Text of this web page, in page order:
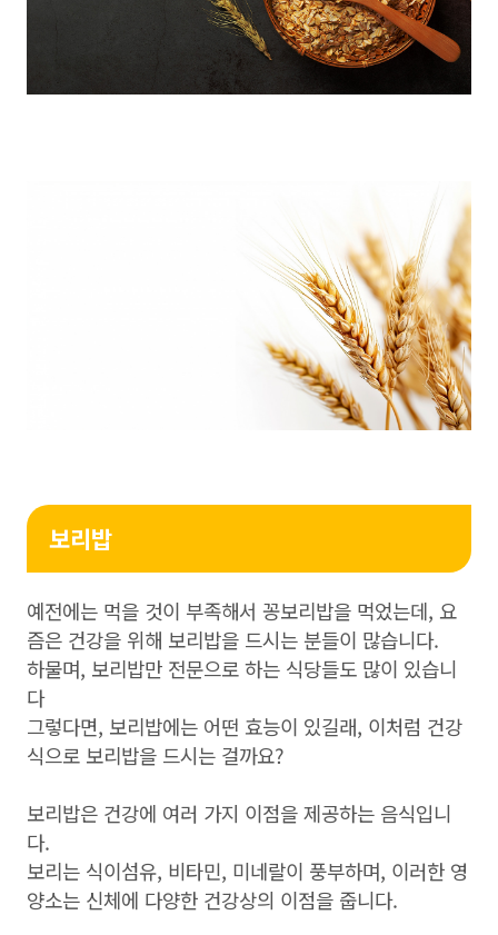
보리밥
예전에는 먹을 것이 부족해서 꽁보리밥을 먹었는데, 요
즘은 건강을 위해 보리밥을 드시는 분들이 많습니다.
하물며, 보리밥만 전문으로 하는 식당들도 많이 있습니
다
그렇다면, 보리밥에는 어떤 효능이 있길래, 이처럼 건강
식으로 보리밥을 드시는 걸까요?
보리밥은 건강에 여러 가지 이점을 제공하는 음식입니
다.
보리는 식이섬유, 비타민, 미네랄이 풍부하며, 이러한 영
양소는 신체에 다양한 건강상의 이점을 줍니다.